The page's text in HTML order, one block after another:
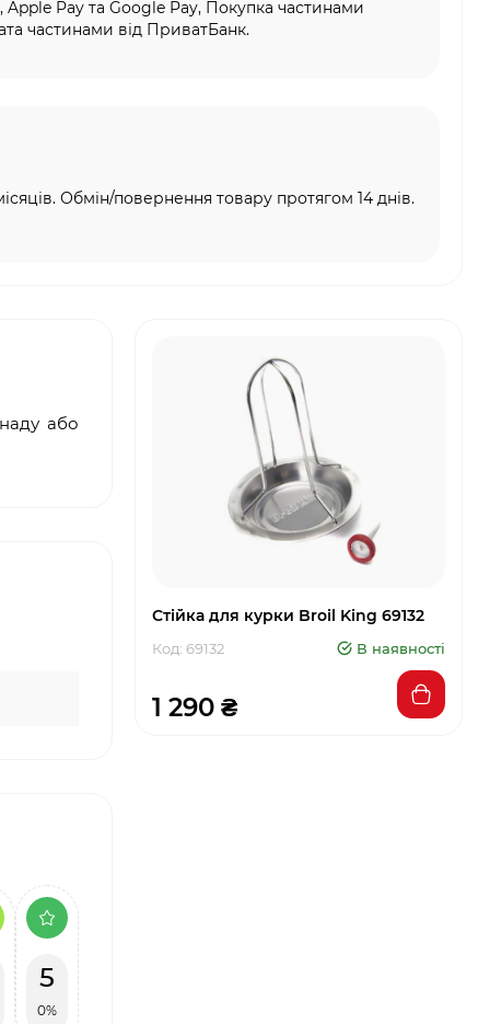
Apple Pay та Google Pay, Покупка частинами
частинами від ПриватБанк.
Обмін/повернення товару протягом 14 днів.
або
5
0%
Стійка для курки Broil King 69132
Код: 69132 В наявності
1 290 ₴